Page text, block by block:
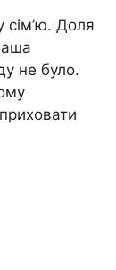
сім’ю. Доля
не було.